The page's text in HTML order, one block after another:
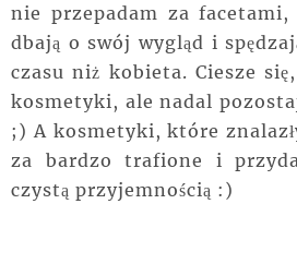
nie przepadam za
dbają o swój wygląd i
czasu niż kobieta. Ciesze
kosmetyki, ale nadal
;) A kosmetyki, które
za bardzo trafione i
czystą przyjemnością :)